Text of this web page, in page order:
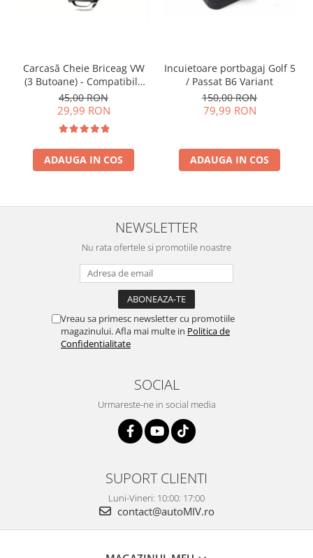
Carcasă Cheie Briceag VW
(3 Butoane) - Compatibilă
Golf 5, Jetta, Touran etc
45,00 RON
29,99 RON
ADAUGA IN COS
Incuietoare portbagaj Golf 5
/ Passat B6 Variant
150,00 RON
79,99 RON
ADAUGA IN COS
NEWSLETTER
Nu rata ofertele si promotiile noastre
Vreau sa primesc newsletter cu promotiile
magazinului. Afla mai multe in Politica de
Confidentialitate
SOCIAL
Urmareste-ne in social media
SUPORT CLIENTI
Luni-Vineri: 10:00: 17:00
contact@autoMIV.ro